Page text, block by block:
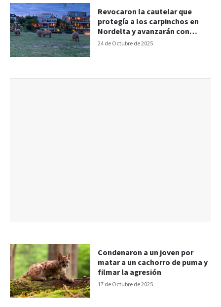
24 de Octubre de 2025
Revocaron la cautelar que
protegía a los carpinchos en
Nordelta y avanzarán con
métodos de control
17 de Octubre de 2025
Condenaron a un joven por
matar a un cachorro de puma y
filmar la agresión